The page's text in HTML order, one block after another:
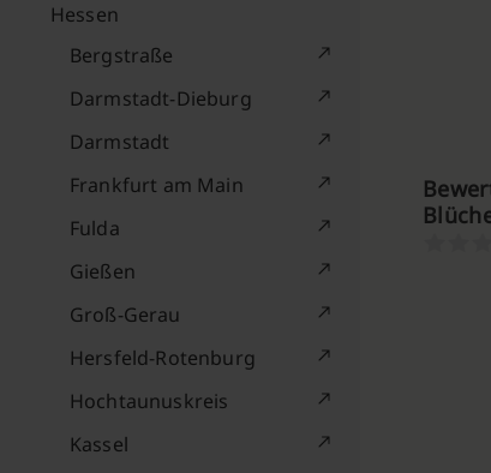
Hessen
Bergstraße
Darmstadt-Dieburg
Darmstadt
Frankfurt am Main
Fulda
Gießen
Groß-Gerau
Hersfeld-Rotenburg
Hochtaunuskreis
Kassel